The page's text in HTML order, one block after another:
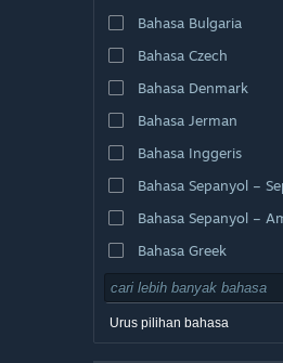
Bahasa Bulgaria
Bahasa Czech
Bahasa Denmark
Bahasa Jerman
Bahasa Inggeris
Bahasa Sepanyol –
Bahasa Sepanyol –
Bahasa Greek
Urus pilihan bahasa